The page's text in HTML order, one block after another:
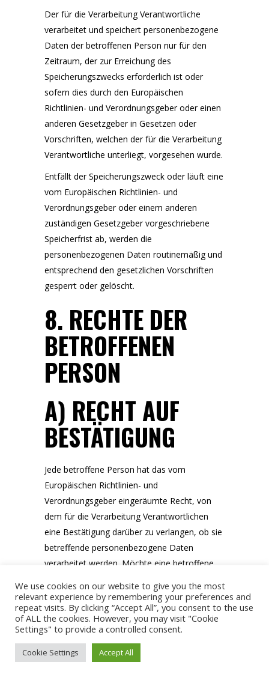
Der für die Verarbeitung Verantwortliche
verarbeitet und speichert personenbezogene
Daten der betroffenen Person nur für den
Zeitraum, der zur Erreichung des
Speicherungszwecks erforderlich ist oder
sofern dies durch den Europäischen
Richtlinien- und Verordnungsgeber oder einen
anderen Gesetzgeber in Gesetzen oder
Vorschriften, welchen der für die Verarbeitung
Verantwortliche unterliegt, vorgesehen wurde.
Entfällt der Speicherungszweck oder läuft eine
vom Europäischen Richtlinien- und
Verordnungsgeber oder einem anderen
zuständigen Gesetzgeber vorgeschriebene
Speicherfrist ab, werden die
personenbezogenen Daten routinemäßig und
entsprechend den gesetzlichen Vorschriften
gesperrt oder gelöscht.
8. RECHTE DER
BETROFFENEN
PERSON
A) RECHT AUF
BESTÄTIGUNG
Jede betroffene Person hat das vom
Europäischen Richtlinien- und
Verordnungsgeber eingeräumte Recht, von
dem für die Verarbeitung Verantwortlichen
eine Bestätigung darüber zu verlangen, ob sie
betreffende personenbezogene Daten
verarbeitet werden. Möchte eine betroffene
nehmen, kann sie sich hierzu jederzeit an
einen Mitarbeiter des für die Verarbeitung
Verantwortlichen wenden.
B) RECHT AUF
We use cookies on our website to give you the most
relevant experience by remembering your preferences and
repeat visits. By clicking “Accept All”, you consent to the use
of ALL the cookies. However, you may visit "Cookie
Settings" to provide a controlled consent.
Cookie Settings Accept All